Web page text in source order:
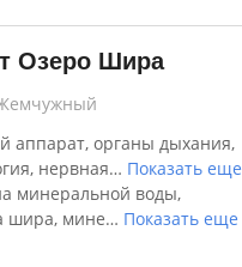
Озеро Шира
Жемчужный
аппарат, органы дыхания,
нервная… Показать еще
минеральной воды,
шира, мине… Показать еще